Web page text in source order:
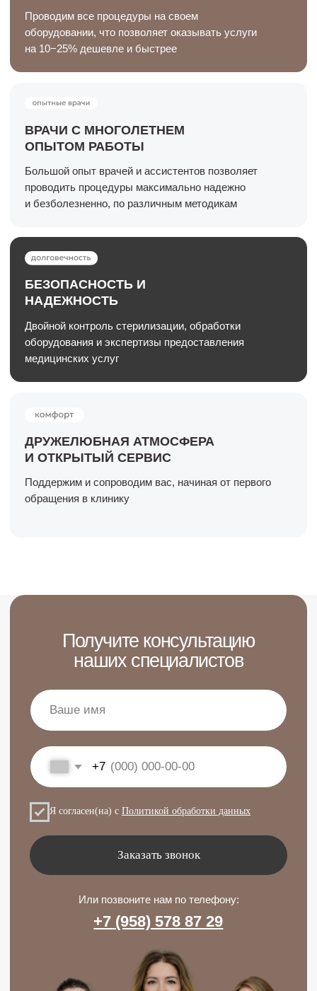
Цены на массаж
опытные врачи